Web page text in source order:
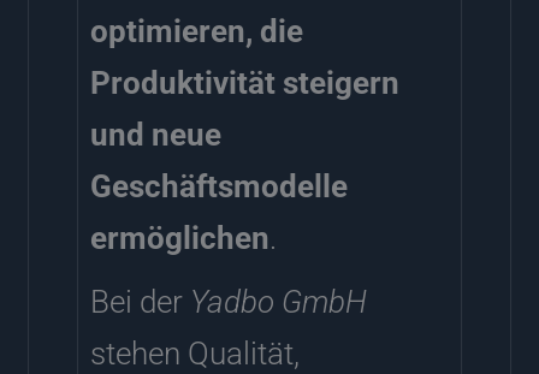
optimieren, die
Produktivität steigern
und neue
Geschäftsmodelle
ermöglichen.
Bei der Yadbo GmbH
stehen Qualität,